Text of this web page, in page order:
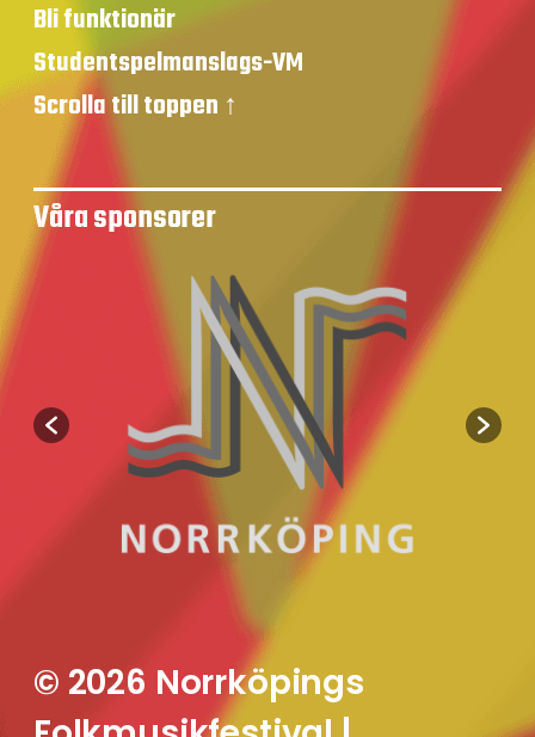
Bli funktionär
Studentspelmanslags-VM
Scrolla till toppen ↑
Våra sponsorer
© 2026 Norrköpings